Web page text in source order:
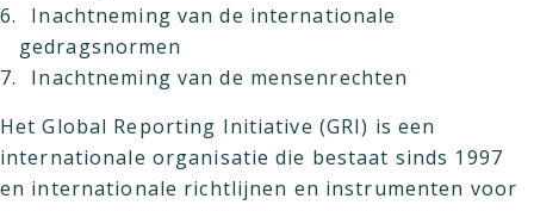
Inachtneming van de internationale
gedragsnormen
Inachtneming van de mensenrechten
Het Global Reporting Initiative (GRI) is een
internationale organisatie die bestaat sinds 1997
en internationale richtlijnen en instrumenten voor